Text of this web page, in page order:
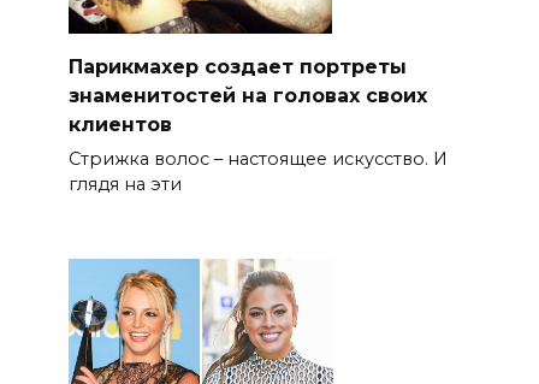
Парикмахер создает портреты
знаменитостей на головах своих
клиентов
Стрижка волос – настоящее искусство. И
глядя на эти